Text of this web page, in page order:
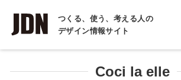
つくる、使う、考える人の
デザイン情報サイト
INTERVIEW
インタビュー
Coci la elle